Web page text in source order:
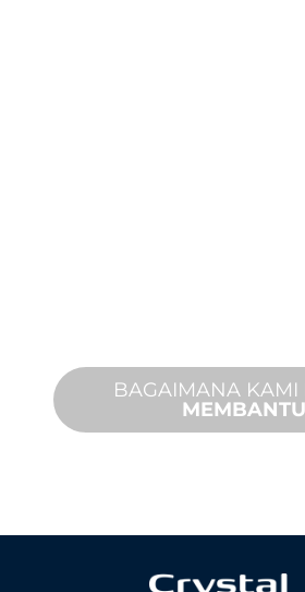
BAGAIMANA KAMI
MEMBANTU